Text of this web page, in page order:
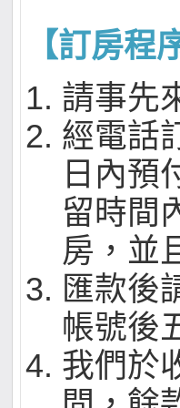
【訂房程
請事先
經電話
日內預
留時間
房，並
匯款後
帳號後
我們於